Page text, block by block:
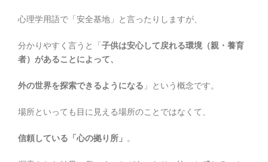
心理学用語で「安全基地」と言ったりしますが、
分かりやすく言うと「 子供は安心して戻れる環境（親・養育
者）があることによって、
外の世界を探索できるようになる 」という概念です。
場所といっても目に見える場所のことではなくて、
信頼している「心の拠り所」 。